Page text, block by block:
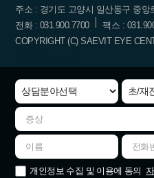
주소 : 경기도 고양시 일산동구 중앙
전화 : 031.900.7700
팩스 :
COPYRIGHT (C) SAEVIT EYE
개인정보 수집 및 이용에 동의